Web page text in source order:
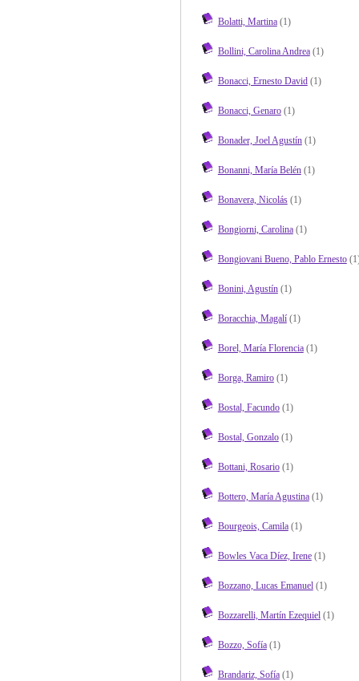
Bolatti, Martina(1)
Bollini, Carolina Andrea(1)
Bonacci, Ernesto David(1)
Bonacci, Genaro(1)
Bonader, Joel Agustín(1)
Bonanni, María Belén(1)
Bonavera, Nicolás(1)
Bongiorni, Carolina(1)
Bongiovani Bueno, Pablo Ernesto
Bonini, Agustín(1)
Boracchia, Magalí(1)
Borel, María Florencia(1)
Borga, Ramiro(1)
Bostal, Facundo(1)
Bostal, Gonzalo(1)
Bottani, Rosario(1)
Bottero, María Agustina(1)
Bourgeois, Camila(1)
Bowles Vaca Díez, Irene(1)
Bozzano, Lucas Emanuel(1)
Bozzarelli, Martín Ezequiel(1)
Bozzo, Sofía(1)
Brandariz, Sofía(1)